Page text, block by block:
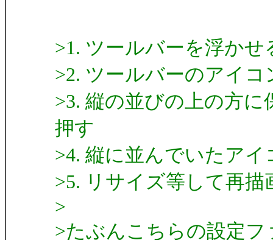
>1. ツールバーを浮かせ
>2. ツールバーのアイ
>3. 縦の並びの上の方
押す
>4. 縦に並んでいたア
>5. リサイズ等して再
>
>たぶんこちらの設定